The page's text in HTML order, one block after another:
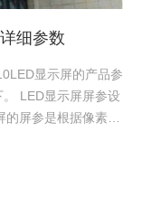
细参数
显示屏的产品参
设
们……